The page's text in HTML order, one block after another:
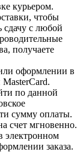
курьером.
чтобы
сдачу с любой
получаете
оформлении в
по данной
сумму оплаты.
счет мгновенно.
электронном
заказа.